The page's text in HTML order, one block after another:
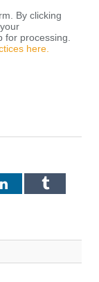
By clicking
for processing.
here.
LinkedInTumblr